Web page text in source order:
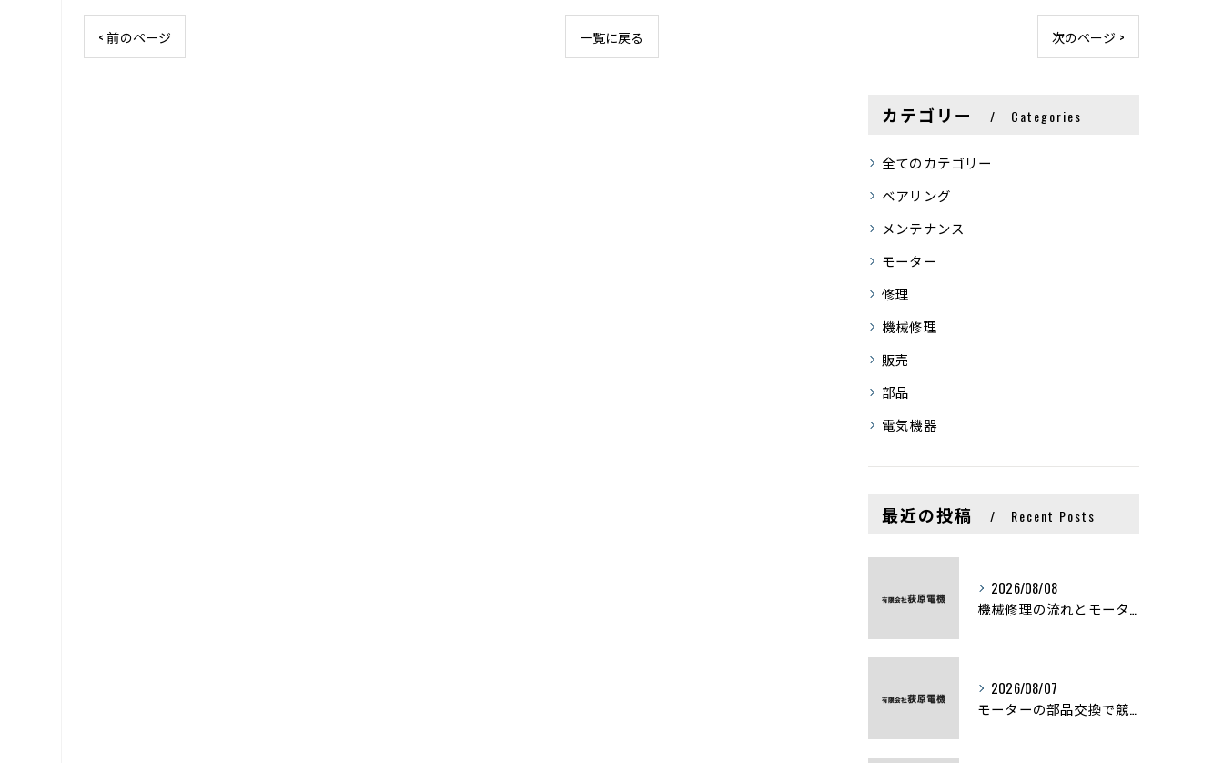
< 前のページ 一覧に戻る 次のページ >
カテゴリー Categories
全てのカテゴリー
ベアリング
メンテナンス
モーター
修理
機械修理
販売
部品
電気機器
最近の投稿 Recent Posts
2026/08/08
機械修理の流れとモーター修理ポイントを基礎からわかりやすく解説
2026/08/07
モーターの部品交換で競艇予想力を高める基礎知識と実費負担のポイント